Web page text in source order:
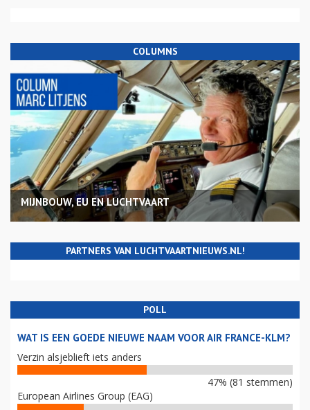
COLUMNS
MIJNBOUW, EU EN LUCHTVAART
PARTNERS VAN LUCHTVAARTNIEUWS.NL!
POLL
WAT IS EEN GOEDE NIEUWE NAAM VOOR AIR FRANCE-KLM?
Verzin alsjeblieft iets anders
47% (81 stemmen)
European Airlines Group (EAG)